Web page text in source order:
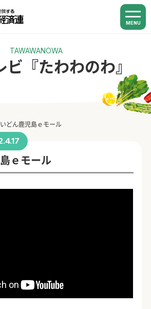
MENU
TAWAWANOWA
『たわわのわ』
どん鹿児島ｅモール
ｅモール